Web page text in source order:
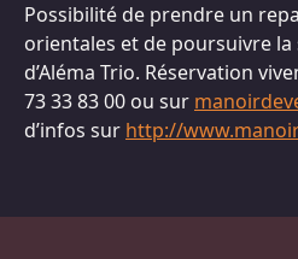
Possibilité de prendre un
orientales et de poursuivre
d’Aléma Trio. Réservation
73 33 83 00 ou sur
d’infos sur http://